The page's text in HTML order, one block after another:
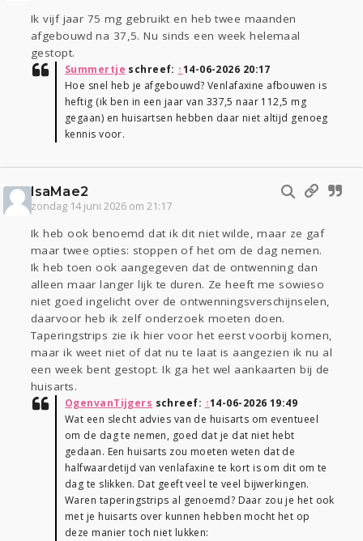
Ik vijf jaar 75 mg gebruikt en heb twee maanden
afgebouwd na 37,5. Nu sinds een week helemaal
gestopt.
Summertje schreef: ↑14-06-2026 20:17
Hoe snel heb je afgebouwd? Venlafaxine afbouwen is
heftig (ik ben in een jaar van 337,5 naar 112,5 mg
gegaan) en huisartsen hebben daar niet altijd genoeg
kennis voor.
IsaMae2
zondag 14 juni 2026 om 21:17
Ik heb ook benoemd dat ik dit niet wilde, maar ze gaf
maar twee opties: stoppen of het om de dag nemen.
Ik heb toen ook aangegeven dat de ontwenning dan
alleen maar langer lijk te duren. Ze heeft me sowieso
niet goed ingelicht over de ontwenningsverschijnselen,
daarvoor heb ik zelf onderzoek moeten doen.
Taperingstrips zie ik hier voor het eerst voorbij komen,
maar ik weet niet of dat nu te laat is aangezien ik nu al
een week bent gestopt. Ik ga het wel aankaarten bij de
huisarts.
OgenvanTijgers schreef: ↑14-06-2026 19:49
Wat een slecht advies van de huisarts om eventueel
om de dag te nemen, goed dat je dat niet hebt
gedaan. Een huisarts zou moeten weten dat de
halfwaardetijd van venlafaxine te kort is om dit om te
dag te slikken. Dat geeft veel te veel bijwerkingen.
Waren taperingstrips al genoemd? Daar zou je het ook
met je huisarts over kunnen hebben mocht het op
deze manier toch niet lukken: